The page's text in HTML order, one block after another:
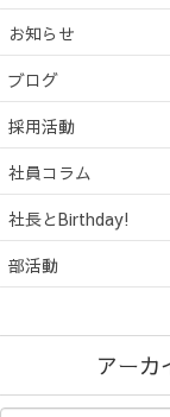
お知らせ
ブログ
採用活動
社員コラム
社長とBirthday!
部活動
アーカ